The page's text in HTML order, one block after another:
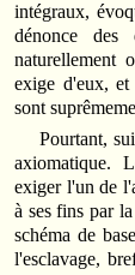
intégraux,
dénonce des
naturellement
exige d'eux, et
sont
Pourtant,
axiomatique.
exiger l'un de
à ses fins par
schéma de
l'esclavage,